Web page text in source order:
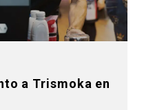
a Trismoka en